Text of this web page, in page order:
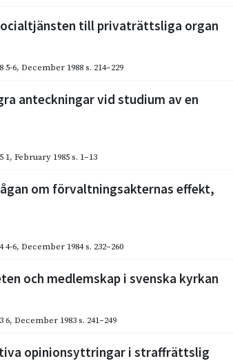
till privaträttsliga organ
5-6, December 1988s. 214–229
anteckningar vid studium av en
1, February 1985s. 1–13
om förvaltningsakternas effekt,
4-6, December 1984s. 232–260
och medlemskap i svenska kyrkan
6, December 1983s. 241–249
opinionsyttringar i straffrättslig